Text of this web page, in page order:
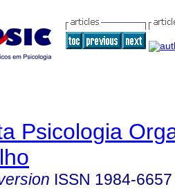
Psicologia
ISSN 1984-6657